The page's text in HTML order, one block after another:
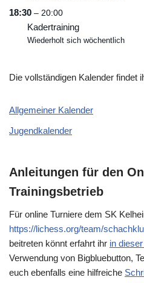
18:30 – 20:00
Kadertraining
Wiederholt sich wöchentlich
Die vollständigen Kalender findet
Allgemeiner Kalender
Jugendkalender
Anleitungen für den
Trainingsbetrieb
Für online Turniere dem SK
https://lichess.org/team/
beitreten könnt erfahrt ihr in
Verwendung von Bigbluebutton,
euch ebenfalls eine hilfreiche